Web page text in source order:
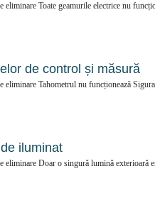
eliminare Toate geamurile electrice nu
de control și măsură
eliminare Tahometrul nu funcționează
iluminat
eliminare Doar o singură lumină exterioară